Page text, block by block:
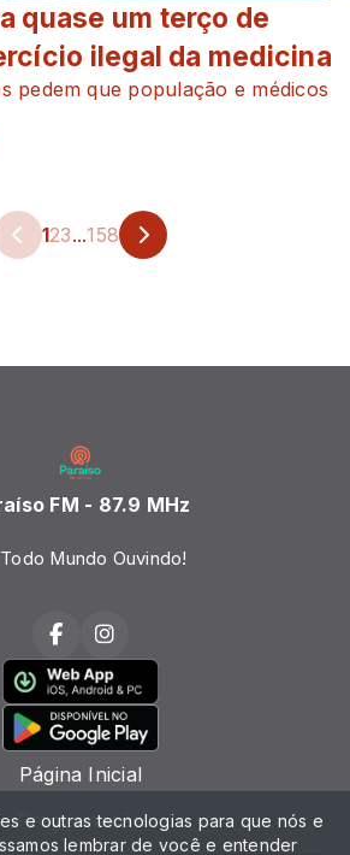
quase um terço de
ilegal da medicina
pedem que população e médicos
123...158
FM - 87.9 MHz
Mundo Ouvindo!
Página Inicial
Programação
e outras tecnologias para que nós e
lembrar de você e entender